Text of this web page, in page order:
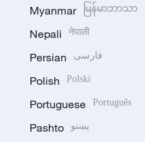
Myanmar မြန်မာဘာသာ
Nepali नेपाली
Persian فارسی
Polish Polski
Portuguese Português
Pashto پښتو